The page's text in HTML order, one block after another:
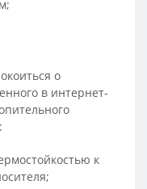
о
в интернет-
к